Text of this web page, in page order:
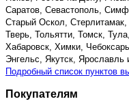
Саратов, Севастополь,
Старый Оскол, Стерлитамак,
Тверь, Тольятти, Томск,
Хабаровск, Химки,
Энгельс, Якутск, Ярославль
Подробный список пунктов
Покупателям